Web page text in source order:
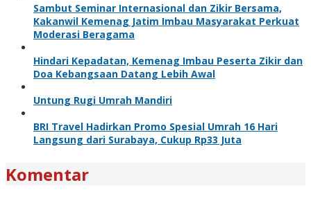
Sambut Seminar Internasional dan Zikir Bersama,
Kakanwil Kemenag Jatim Imbau Masyarakat Perkuat
Moderasi Beragama
Hindari Kepadatan, Kemenag Imbau Peserta Zikir dan
Doa Kebangsaan Datang Lebih Awal
Untung Rugi Umrah Mandiri
BRI Travel Hadirkan Promo Spesial Umrah 16 Hari
Langsung dari Surabaya, Cukup Rp33 Juta
Komentar